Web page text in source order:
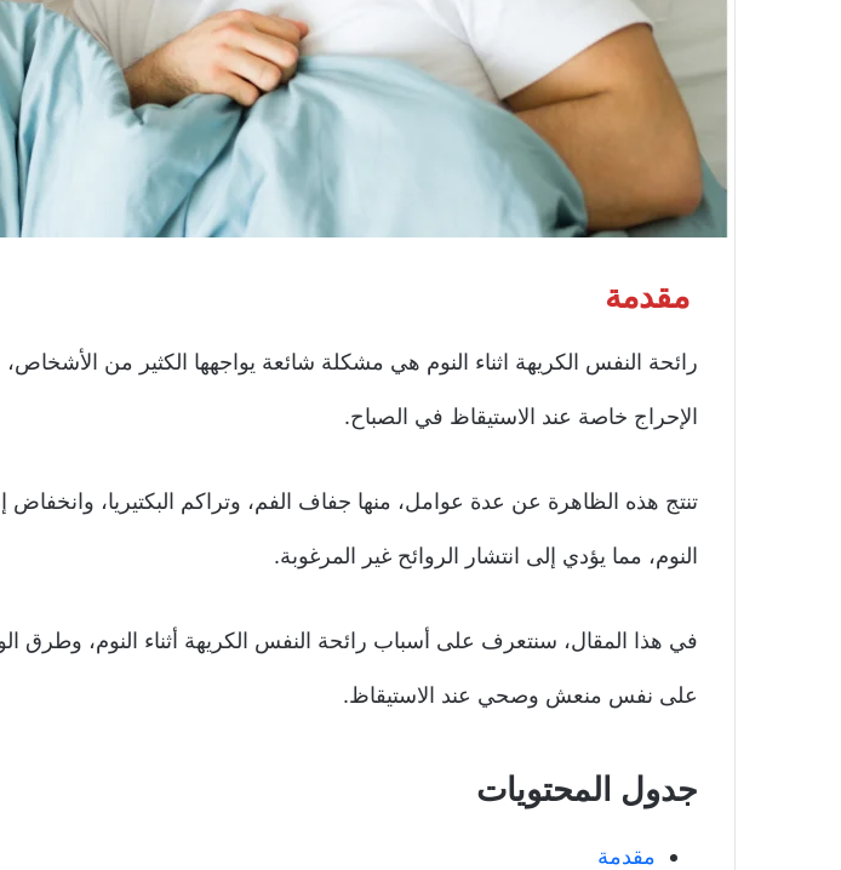
مقدمة
رائحة النفس الكريهة اثناء النوم هي مشكلة شائعة يواجهها الكثير من
الإحراج خاصة عند الاستيقاظ في الصباح.
تنتج هذه الظاهرة عن عدة عوامل، منها جفاف الفم، وتراكم البكتيريا، وانخفاض
النوم، مما يؤدي إلى انتشار الروائح غير المرغوبة.
في هذا المقال، سنتعرف على أسباب رائحة النفس الكريهة أثناء النوم، وطرق
على نفس منعش وصحي عند الاستيقاظ.
جدول المحتويات
مقدمة